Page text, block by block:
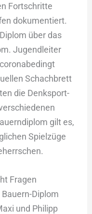
Fortschritte
dokumentiert.
über das
Jugendleiter
Schachbrett
die Denksport-
gilt es,
Spielzüge
Fragen
Diplom
und Philipp